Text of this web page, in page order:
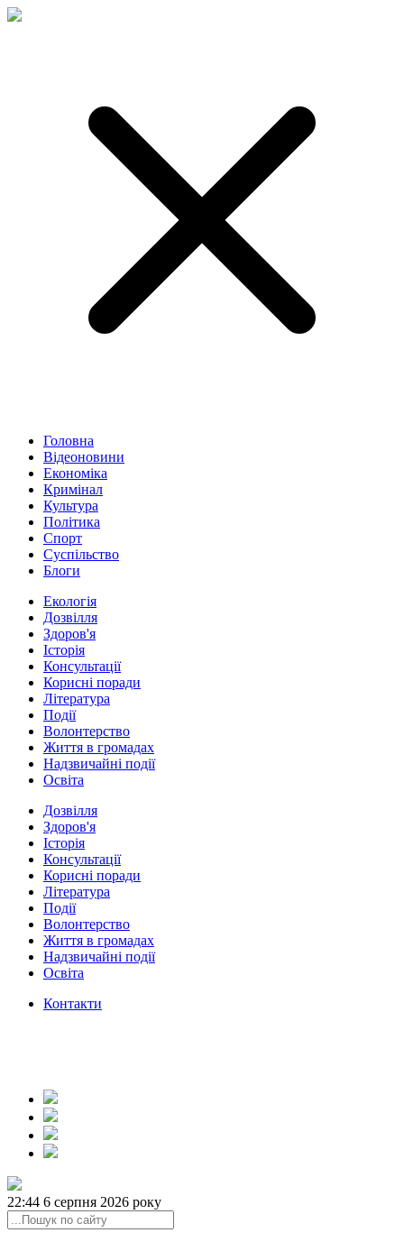
Головна
Відеоновини
Економіка
Кримінал
Культура
Політика
Спорт
Суспільство
Блоги
Екологія
Дозвілля
Здоров'я
Історія
Консультації
Корисні поради
Література
Події
Волонтерство
Життя в громадах
Надзвичайні події
Освіта
Дозвілля
Здоров'я
Історія
Консультації
Корисні поради
Література
Події
Волонтерство
Життя в громадах
Надзвичайні події
Освіта
Контакти
22:44 6 серпня 2026 року